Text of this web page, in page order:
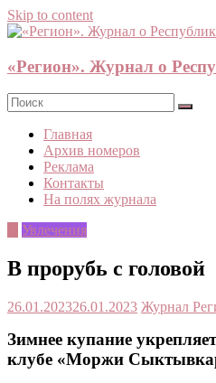
Skip to content
«Регион». Журнал о
Главная
Архив номеров
Реклама
Контакты
На полях журнала
Увлечения
В прорубь с головой
26.01.202326.01.2023 Журнал
Зимнее купание
клубе «Моржи